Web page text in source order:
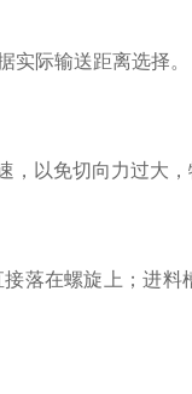
际输送距离选择。
以免切向力过大，
在螺旋上；进料